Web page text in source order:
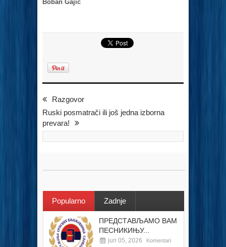
Boban Gajić
Razgovor
Ruski posmatrači ili još jedna izborna
prevara!
Popularno Zadnje
ПРЕДСТАВЉАМО ВАМ
ПЕСНИКИЊУ...
jun 05, 2026
Komentari